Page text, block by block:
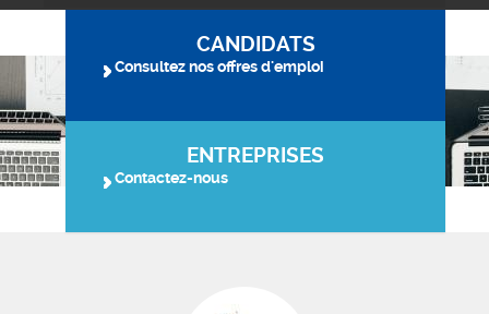
CANDIDATS
Consultez nos offres d'emploi
ENTREPRISES
Contactez-nous